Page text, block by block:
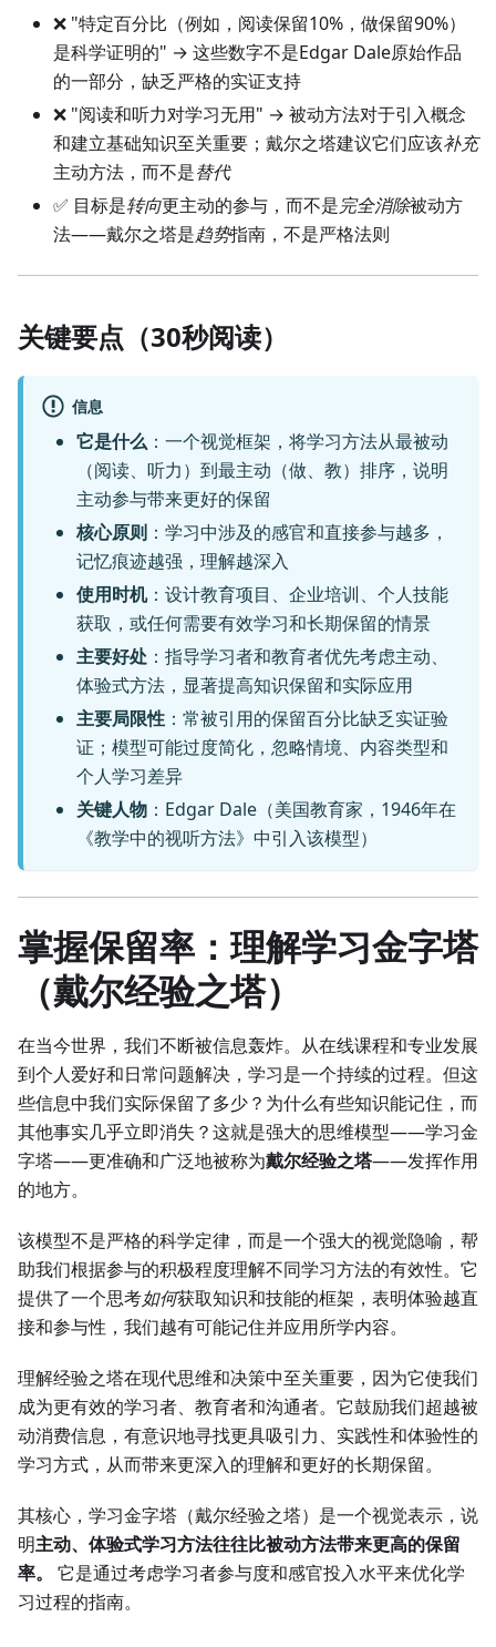
❌ "特定百分比（例如，阅读保留10%，做保留90%）
是科学证明的" → 这些数字不是Edgar Dale原始作品
的一部分，缺乏严格的实证支持
❌ "阅读和听力对学习无用" → 被动方法对于引入概念
和建立基础知识至关重要；戴尔之塔建议它们应该补充
主动方法，而不是替代
✅ 目标是转向更主动的参与，而不是完全消除被动方
法——戴尔之塔是趋势指南，不是严格法则
关键要点（30秒阅读）
信息
它是什么 ：一个视觉框架，将学习方法从最被动
（阅读、听力）到最主动（做、教）排序，说明
主动参与带来更好的保留
核心原则 ：学习中涉及的感官和直接参与越多，
记忆痕迹越强，理解越深入
使用时机：设计教育项目、企业培训、个人技能
获取，或任何需要有效学习和长期保留的情景
主要好处 ：指导学习者和教育者优先考虑主动、
体验式方法，显著提高知识保留和实际应用
主要局限性 ：常被引用的保留百分比缺乏实证验
证；模型可能过度简化，忽略情境、内容类型和
个人学习差异
关键人物 ：Edgar Dale（美国教育家，1946年在
《教学中的视听方法》中引入该模型）
掌握保留率：理解学习金字塔
（戴尔经验之塔）
在当今世界，我们不断被信息轰炸。从在线课程和专业发展
到个人爱好和日常问题解决，学习是一个持续的过程。但这
些信息中我们实际保留了多少？为什么有些知识能记住，而
其他事实几乎立即消失？这就是强大的思维模型——学习金
字塔——更准确和广泛地被称为戴尔经验之塔——发挥作用
的地方。
该模型不是严格的科学定律，而是一个强大的视觉隐喻，帮
助我们根据参与的积极程度理解不同学习方法的有效性。它
提供了一个思考如何获取知识和技能的框架，表明体验越直
接和参与性，我们越有可能记住并应用所学内容。
理解经验之塔在现代思维和决策中至关重要，因为它使我们
成为更有效的学习者、教育者和沟通者。它鼓励我们超越被
动消费信息，有意识地寻找更具吸引力、实践性和体验性的
学习方式，从而带来更深入的理解和更好的长期保留。
其核心，学习金字塔（戴尔经验之塔）是一个视觉表示，说
明主动、体验式学习方法往往比被动方法带来更高的保留
率。
它是通过考虑学习者参与度和感官投入水平来优化学
习过程的指南。